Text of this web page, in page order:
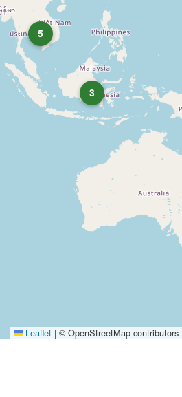
5
3
Leaflet | © OpenStreetMap contributors